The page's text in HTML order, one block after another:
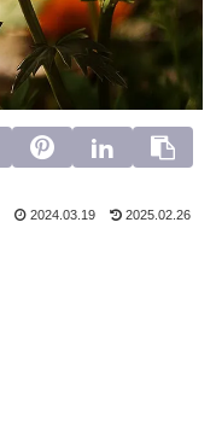
2024.03.19 2025.02.26